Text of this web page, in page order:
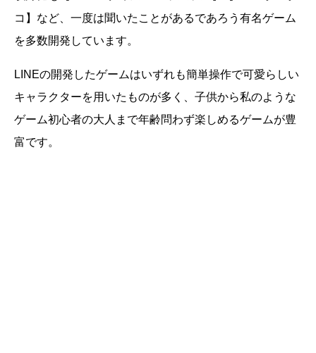
コ‬】など、一度は聞いたことがあるであろう有名ゲーム
を多数開発しています。
LINEの開発したゲームはいずれも簡単操作で可愛らしい
キャラクターを用いたものが多く、子供から私のような
ゲーム初心者の大人まで年齢問わず楽しめるゲームが豊
富です。